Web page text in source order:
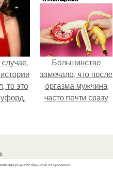
то это
Большинство
замечало, что после
оргазма мужчина
часто почти сразу
как женщина может
при указании обратной гиперссылки.